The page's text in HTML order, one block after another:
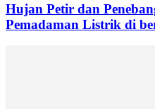
Hujan Petir dan
Pemadaman Listrik di